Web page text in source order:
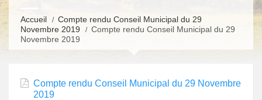
Accueil
Compte rendu Conseil Municipal du 29
Novembre 2019
Compte rendu Conseil Municipal du 29
Novembre 2019
Compte rendu Conseil Municipal du 29 Novembre
2019